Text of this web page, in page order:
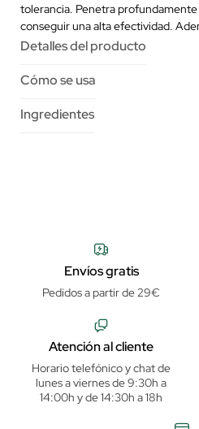
tolerancia. Penetra profundamente
conseguir una alta efectividad.
Detalles del producto
Cómo se usa
Ingredientes
Envíos gratis
Pedidos a partir de 29€
Atención al cliente
Horario telefónico y chat de
lunes a viernes de 9:30h a
14:00h y de 14:30h a 18h